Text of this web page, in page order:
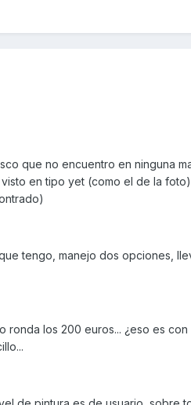
que no encuentro en ninguna
en tipo yet (como el de la
tengo, manejo dos opciones,
ronda los 200 euros... ¿eso es